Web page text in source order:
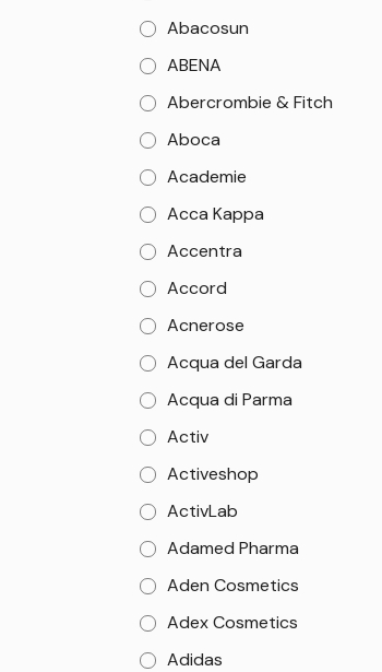
Abacosun
ABENA
Abercrombie & Fitch
Aboca
Academie
Acca Kappa
Accentra
Accord
Acnerose
Acqua del Garda
Acqua di Parma
Activ
Activeshop
ActivLab
Adamed Pharma
Aden Cosmetics
Adex Cosmetics
Adidas